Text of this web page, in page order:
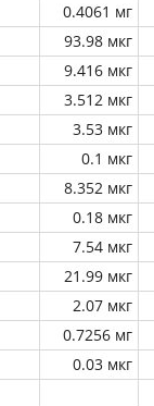
0.4061 мг
93.98 мкг
9.416 мкг
3.512 мкг
3.53 мкг
0.1 мкг
8.352 мкг
0.18 мкг
7.54 мкг
21.99 мкг
2.07 мкг
0.7256 мг
0.03 мкг